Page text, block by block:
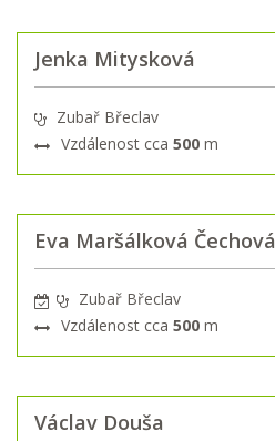
Jenka Mitysková
Zubař Břeclav
Vzdálenost cca 500 m
Eva Maršálková Čechová
Zubař Břeclav
Vzdálenost cca 500 m
Václav Douša